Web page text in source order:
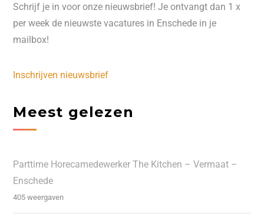
Schrijf je in voor onze nieuwsbrief! Je ontvangt dan 1 x
per week de nieuwste vacatures in Enschede in je
mailbox!
Inschrijven nieuwsbrief
Meest gelezen
Parttime Horecamedewerker The Kitchen – Vermaat –
Enschede
405 weergaven